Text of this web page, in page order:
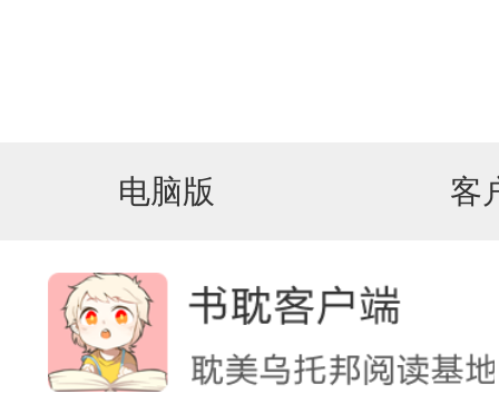
电脑版 客